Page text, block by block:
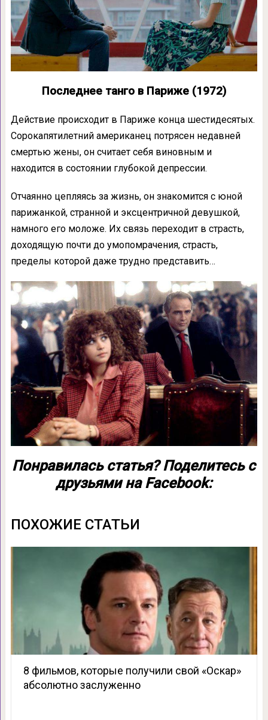
Последнее танго в Париже (1972)
Действие происходит в Париже конца шестидесятых.
Сорокапятилетний американец потрясен недавней
смертью жены, он считает себя виновным и
находится в состоянии глубокой депрессии.
Отчаянно цепляясь за жизнь, он знакомится с юной
парижанкой, странной и эксцентричной девушкой,
намного его моложе. Их связь переходит в страсть,
доходящую почти до умопомрачения, страсть,
пределы которой даже трудно представить…
Понравилась статья? Поделитесь с
друзьями на Facebook:
ПОХОЖИЕ СТАТЬИ
8 фильмов, которые получили свой «Оскар»
абсолютно заслуженно